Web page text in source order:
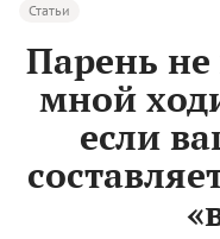
Статьи
Парень не
мной
если